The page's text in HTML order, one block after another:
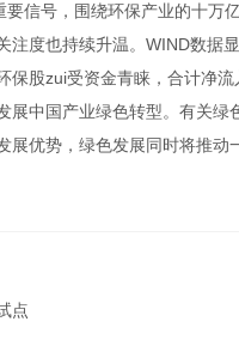
信号，围绕环保产业的十
注度也持续升温。WIND数据
股zui受资金青睐，合计净流
展中国产业绿色转型。有关
展优势，绿色发展同时将推
点